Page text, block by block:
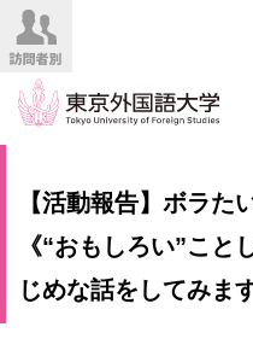
大
案
験
方
【活動報告】ボラ
《“おもしろい”こ
じめな話をしてみま